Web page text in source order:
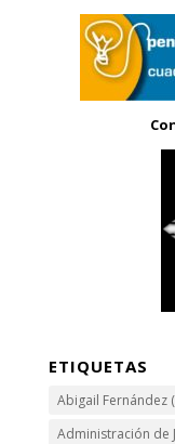
ETIQUETAS
Abigail Fernández
Administración de